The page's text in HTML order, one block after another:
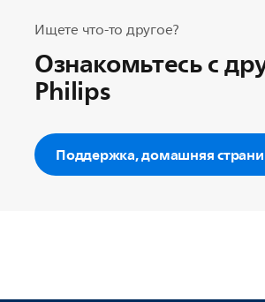
Ищете что-то другое?
Ознакомьтесь с
Philips
Поддержка, домашняя